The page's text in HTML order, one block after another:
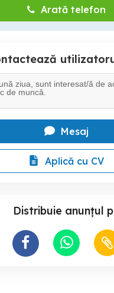
Arată telefon
Mesaj
Aplică cu CV
Distribuie anunțul